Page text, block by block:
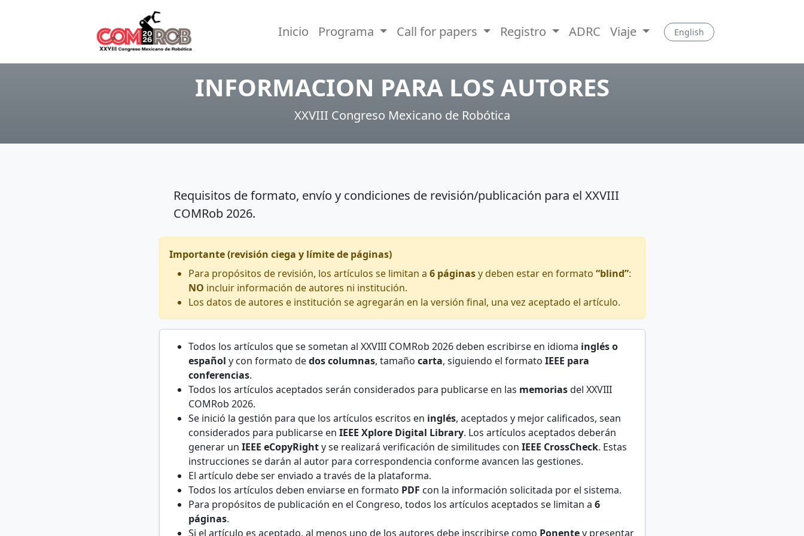
Inicio Programa Call for papers Registro ADRC Viaje English
INFORMACION PARA LOS AUTORES
XXVIII Congreso Mexicano de Robótica
Requisitos de formato, envío y condiciones de revisión/publicación para el XXVIII
COMRob 2026.
Importante (revisión ciega y límite de páginas)
Para propósitos de revisión, los artículos se limitan a 6 páginasy deben estar en formato “blind”:
NO incluir información de autores ni institución.
Los datos de autores e institución se agregarán en la versión final, una vez aceptado el artículo.
Todos los artículos que se sometan al XXVIII COMRob 2026 deben escribirse en idioma inglés o
español y con formato dedos columnas, tamaño carta, siguiendo el formato IEEE para
conferencias.
Todos los artículos aceptados serán considerados para publicarse en las memoriasdel XXVIII
COMRob 2026.
Se inició la gestión para que los artículos escritos en inglés, aceptados y mejor calificados, sean
considerados para publicarse en IEEE Xplore Digital Library. Los artículos aceptados deberán
generar un IEEE eCopyRighty se realizará verificación de similitudes con IEEE CrossCheck. Estas
instrucciones se darán al autor para correspondencia conforme avancen las gestiones.
El artículo debe ser enviado a través de la plataforma.
Todos los artículos deben enviarse en formato PDF con la información solicitada por el sistema.
Para propósitos de publicación en el Congreso, todos los artículos aceptados se limitan a 6
páginas.
Si el artículo es aceptado, al menos uno de los autores debe inscribirse como Ponentey presentar